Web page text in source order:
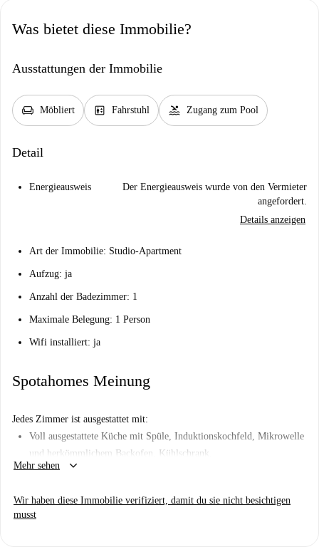
Was bietet diese Immobilie?
Ausstattungen der Immobilie
chair Möbliert elevator Fahrstuhl pool Zugang zum Pool
Detail
Energieausweis
Der Energieausweis wurde von den Vermieter
angefordert.
Details anzeigen
Art der Immobilie: Studio-Apartment
Aufzug: ja
Anzahl der Badezimmer: 1
Maximale Belegung: 1 Person
Wifi installiert: ja
Spotahomes Meinung
Jedes Zimmer ist ausgestattet mit:
Voll ausgestattete Küche mit Spüle, Induktionskochfeld, Mikrowelle
und herkömmlichem Backofen, Kühlschrank.
Lernecke mit Schreibtisch und Stuhl.
Regale, Kleiderschrank und Küchenschränke.
Mehr sehen keyboard_arrow_down
Wir haben diese Immobilie verifiziert, damit du sie nicht besichtigen
musst